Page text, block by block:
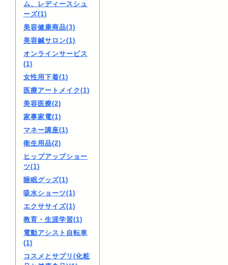
ム、レディースシュ
ーズ(1)
美容健康商品(3)
美容鍼サロン(1)
オンラインサービス
(1)
女性用下着(1)
医療アートメイク(1)
美容医療(2)
家事家電(1)
マネー講座(1)
衛生用品(2)
ヒップアップショー
ツ(1)
睡眠グッズ(1)
吸水ショーツ(1)
エクササイズ(1)
教育・生涯学習(1)
電動アシスト自転車
(1)
コスメとサプリ(化粧